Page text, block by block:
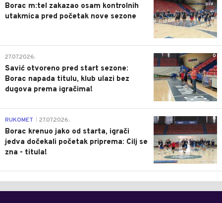
Borac m:tel zakazao osam kontrolnih
utakmica pred početak nove sezone
0
27.07.2026.
Savić otvoreno pred start sezone:
Borac napada titulu, klub ulazi bez
dugova prema igračima!
0
RUKOMET 27.07.2026.
Borac krenuo jako od starta, igrači
jedva dočekali početak priprema: Cilj se
zna - titula!